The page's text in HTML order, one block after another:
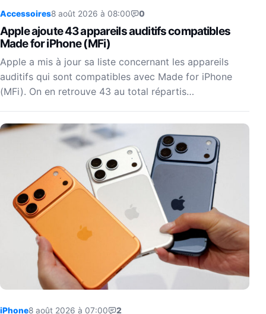
Accessoires8 août 2026 à 08:00 0
Apple ajoute 43 appareils auditifs compatibles
Made for iPhone (MFi)
Apple a mis à jour sa liste concernant les appareils
auditifs qui sont compatibles avec Made for iPhone
(MFi). On en retrouve 43 au total répartis…
iPhone8 août 2026 à 07:00 2